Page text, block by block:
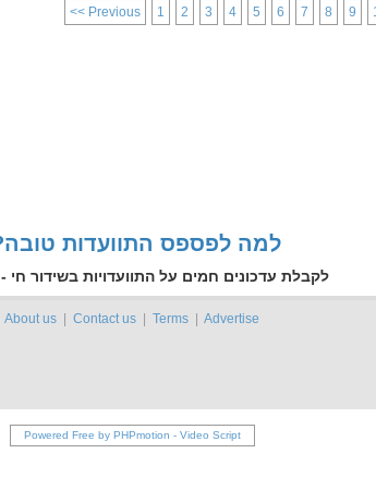
<< Previous 1 2 3 4 5 6 7 8 9
!?למה לפספס התוועדות טובה
לקבלת עדכונים חמים על התוועדויות בשידור חי -
About us Contact us Terms Advertise
Powered Free by PHPmotion - Video Script